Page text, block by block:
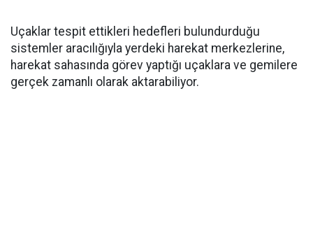
Uçaklar tespit ettikleri hedefleri bulundurduğu
sistemler aracılığıyla yerdeki harekat merkezlerine,
harekat sahasında görev yaptığı uçaklara ve gemilere
gerçek zamanlı olarak aktarabiliyor.